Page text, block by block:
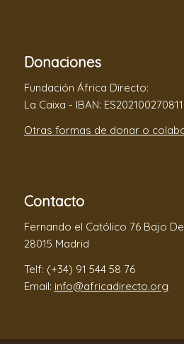
Donaciones
Fundación África Directo:
La Caixa - IBAN:
Otras formas de donar o
Contacto
Fernando el Católico 76 Bajo
28015 Madrid
Telf: (+34) 91 544 58 76
Email: info@africadirecto.org